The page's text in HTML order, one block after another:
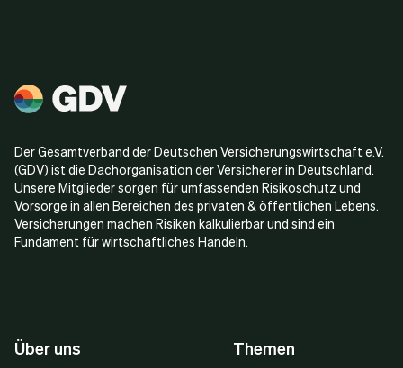
Der Gesamtverband der Deutschen Versicherungswirtschaft e.V.
(GDV) ist die Dachorganisation der Versicherer in Deutschland.
Unsere Mitglieder sorgen für umfassenden Risikoschutz und
Vorsorge in allen Bereichen des privaten & öffentlichen Lebens.
Versicherungen machen Risiken kalkulierbar und sind ein
Fundament für wirtschaftliches Handeln.
Über uns Themen